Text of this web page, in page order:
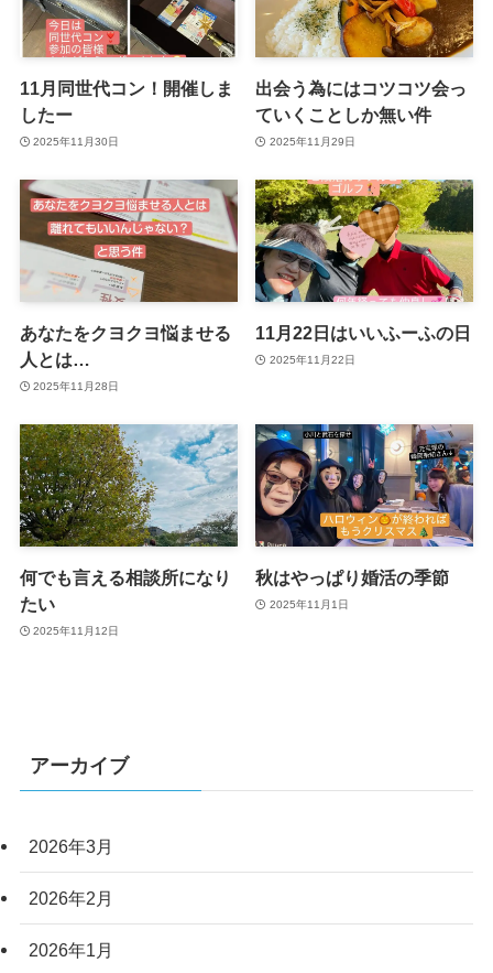
11月同世代コン！開催しま
したー
2025年11月30日
出会う為にはコツコツ会っ
ていくことしか無い件
2025年11月29日
あなたをクヨクヨ悩ませる
人とは…
2025年11月28日
11月22日はいいふーふの日
2025年11月22日
何でも言える相談所になり
たい
2025年11月12日
秋はやっぱり婚活の季節
2025年11月1日
アーカイブ
2026年3月
2026年2月
2026年1月